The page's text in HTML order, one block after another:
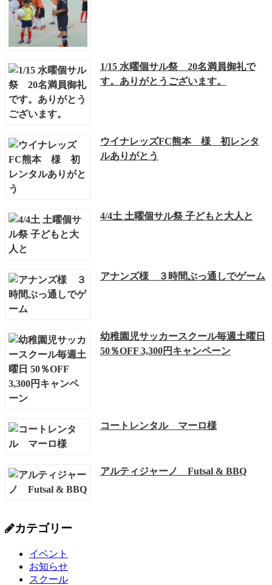
1/15 水曜個サル祭 20名満員御礼で
す。ありがとうございます。
ウイナレッズFC熊本 様 初レンタ
ルありがとう
4/4土 土曜個サル祭 子どもと大人と
アナンズ様 ３時間ぶっ通しでゲーム
幼稚園児サッカースクール毎週土曜日
50％OFF 3,300円キャンペーン
コートレンタル マーロ様
アルティジャーノ Futsal & BBQ
カテゴリー
イベント
お知らせ
スクール